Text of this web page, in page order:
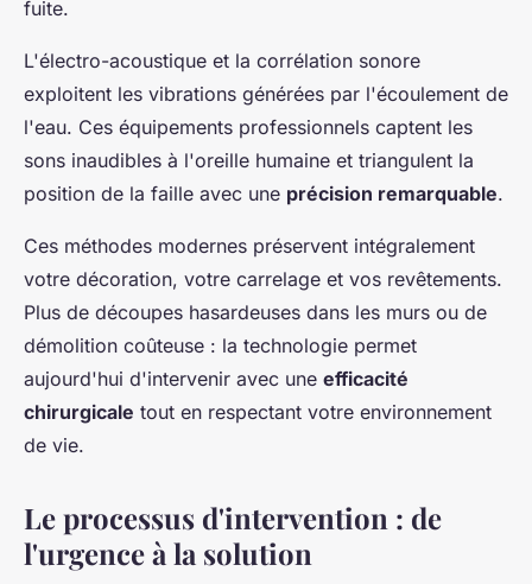
fuite.
L'électro-acoustique et la corrélation sonore
exploitent les vibrations générées par l'écoulement de
l'eau. Ces équipements professionnels captent les
sons inaudibles à l'oreille humaine et triangulent la
position de la faille avec une précision remarquable.
Ces méthodes modernes préservent intégralement
votre décoration, votre carrelage et vos revêtements.
Plus de découpes hasardeuses dans les murs ou de
démolition coûteuse : la technologie permet
aujourd'hui d'intervenir avec une efficacité
chirurgicale tout en respectant votre environnement
de vie.
Le processus d'intervention : de
l'urgence à la solution